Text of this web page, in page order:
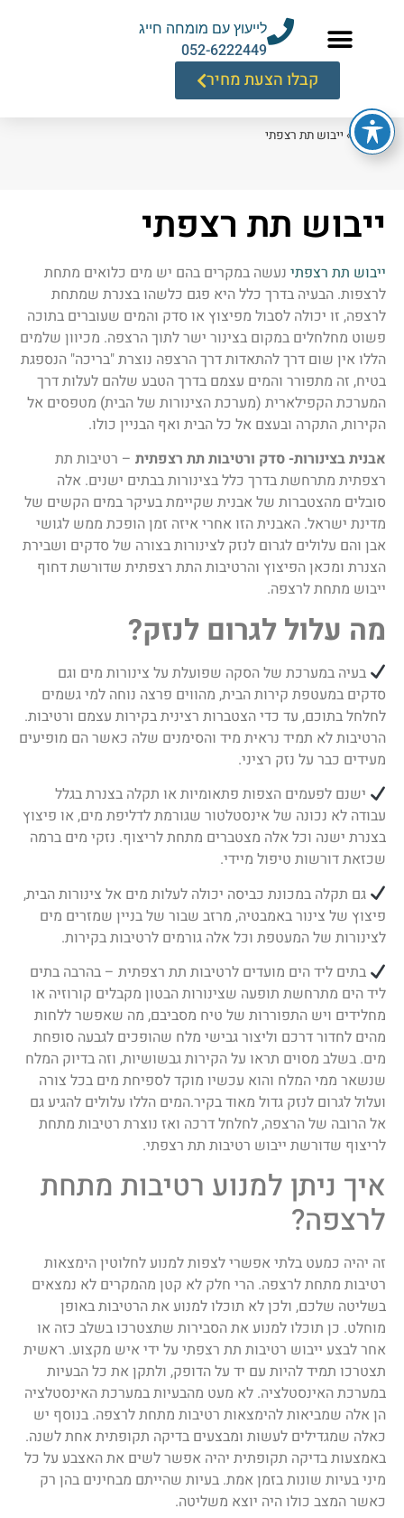
לייעוץ עם מומחה חייג
052-6222449
קבלו הצעת מחיר
דף הבית» ייבוש תת רצפתי
ייבוש תת רצפתי
ייבוש תת רצפתי נעשה במקרים בהם יש מים כלואים מתחת
לרצפות. הבעיה בדרך כלל היא פגם כלשהו בצנרת שמתחת
לרצפה, זו יכולה לסבול מפיצוץ או סדק והמים שעוברים בתוכה
פשוט מחלחלים במקום בצינור ישר לתוך הרצפה. מכיוון שלמים
הללו אין שום דרך להתאדות דרך הרצפה נוצרת "בריכה" הנספגת
בטיח, זה מתפורר והמים עצמם בדרך הטבע שלהם לעלות דרך
המערכת הקפילארית (מערכת הצינורות של הבית) מטפסים אל
הקירות, התקרה ובעצם אל כל הבית ואף הבניין כולו.
אבנית בצינורות- סדק ורטיבות תת רצפתית – רטיבות תת
רצפתית מתרחשת בדרך כלל בצינורות בבתים ישנים. אלה
סובלים מהצטברות של אבנית שקיימת בעיקר במים הקשים של
מדינת ישראל. האבנית הזו אחרי איזה זמן הופכת ממש לגושי
אבן והם עלולים לגרום לנזק לצינורות בצורה של סדקים ושבירת
הצנרת ומכאן הפיצוץ והרטיבות התת רצפתית שדורשת דחוף
ייבוש מתחת לרצפה.
מה עלול לגרום לנזק?
בעיה במערכת של הסקה שפועלת על צינורות מים וגם
סדקים במעטפת קירות הבית, מהווים פרצה נוחה למי גשמים
לחלחל בתוכם, עד כדי הצטברות רצינית בקירות עצמם ורטיבות.
הרטיבות לא תמיד נראית מיד והסימנים שלה כאשר הם מופיעים
מעידים כבר על נזק רציני.
ישנם לפעמים הצפות פתאומיות או תקלה בצנרת בגלל
עבודה לא נכונה של אינסטלטור שגורמת לדליפת מים, או פיצוץ
בצנרת ישנה וכל אלה מצטברים מתחת לריצוף. נזקי מים ברמה
שכזאת דורשות טיפול מיידי.
גם תקלה במכונת כביסה יכולה לעלות מים אל צינורות הבית,
פיצוץ של צינור באמבטיה, מרזב שבור של בניין שמזרים מים
לצינורות של המעטפת וכל אלה גורמים לרטיבות בקירות.
בתים ליד הים מועדים לרטיבות תת רצפתית – בהרבה בתים
ליד הים מתרחשת תופעה שצינורות הבטון מקבלים קורוזיה או
מחלידים ויש התפוררות של טיח מסביבם, מה שאפשר ללחות
מהים לחדור דרכם וליצור גבישי מלח שהופכים לגבעה סופחת
מים. בשלב מסוים תראו על הקירות גבשושיות, וזה בדיוק המלח
שנשאר ממי המלח והוא עכשיו מוקד לספיחת מים בכל צורה
ועלול לגרום לנזק גדול מאוד בקיר.המים הללו עלולים להגיע גם
אל הרובה של הרצפה, לחלחל דרכה ואז נוצרת רטיבות מתחת
לריצוף שדורשת ייבוש רטיבות תת רצפתי.
איך ניתן למנוע רטיבות מתחת
לרצפה?
זה יהיה כמעט בלתי אפשרי לצפות למנוע לחלוטין הימצאות
רטיבות מתחת לרצפה. הרי חלק לא קטן מהמקרים לא נמצאים
בשליטה שלכם, ולכן לא תוכלו למנוע את הרטיבות באופן
מוחלט. כן תוכלו למנוע את הסבירות שתצטרכו בשלב כזה או
אחר לבצע ייבוש רטיבות תת רצפתי על ידי איש מקצוע. ראשית
תצטרכו תמיד להיות עם יד על הדופק, ולתקן את כל הבעיות
במערכת האינסטלציה. לא מעט מהבעיות במערכת האינסטלציה
הן אלה שמביאות להימצאות רטיבות מתחת לרצפה. בנוסף יש
כאלה שמגדילים לעשות ומבצעים בדיקה תקופתית אחת לשנה.
באמצעות בדיקה תקופתית יהיה אפשר לשים את האצבע על כל
מיני בעיות שונות בזמן אמת. בעיות שהייתם מבחינים בהן רק
כאשר המצב כולו היה יוצא משליטה.